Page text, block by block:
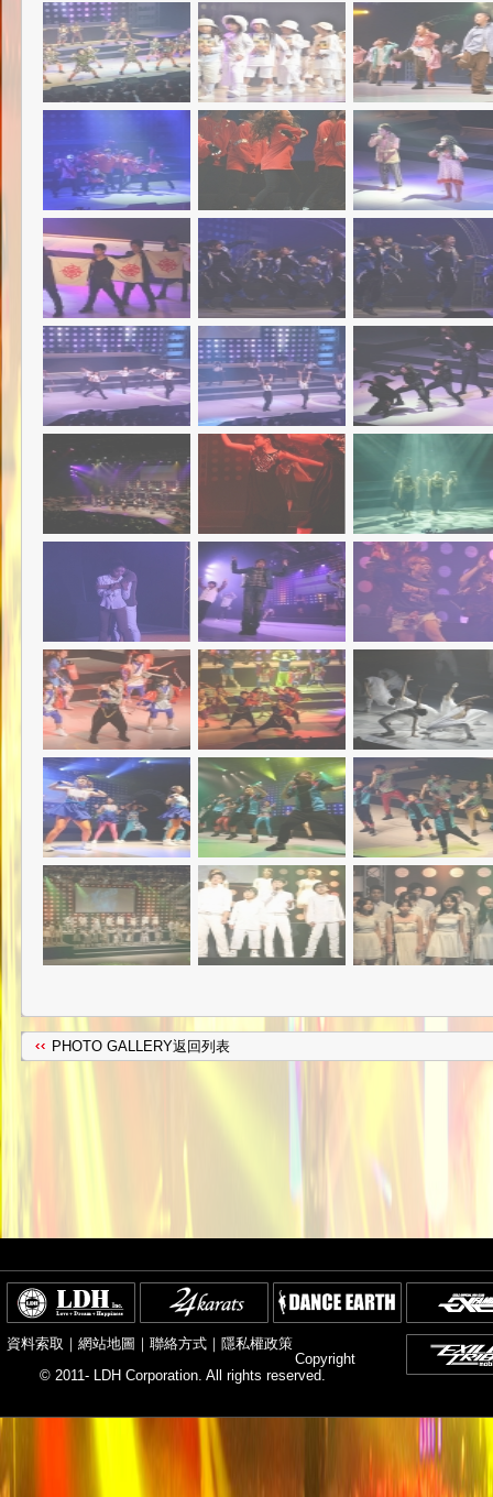
PHOTO GALLERY返回列表
資料索取 ｜ 網站地圖 ｜ 聯絡方式 ｜ 隱私權政策
Copyright
© 2011- LDH Corporation. All rights reserved.